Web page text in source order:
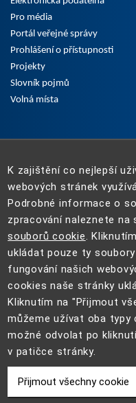
Pro média
Portál veřejné správy
Prohlášení o přístupnosti
Projekty
Slovník pojmů
Volná místa
2022 - 2025 ©
K zajištění co nejlepší
webových stránek
Podrobné informace o
zpracování naleznete na
souborů cookie.
ukládat pouze ty
fungování našich
cookies naše stránky
Kliknutím na "Přijmout
můžeme užívat oba typy
možné odvolat po
v patičce stránky.
Přijmout všechny cookie